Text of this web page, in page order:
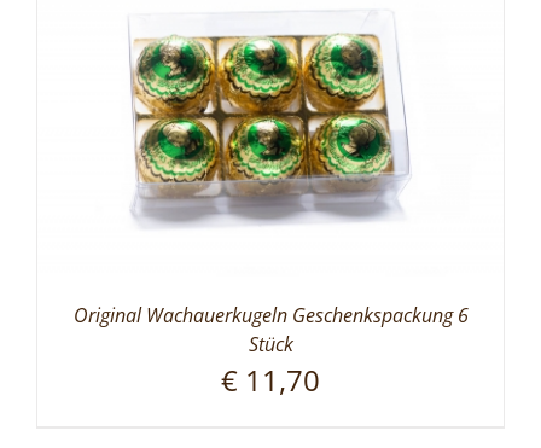
Original Wachauerkugeln Geschenkspackung 6
Stück
€ 11,70